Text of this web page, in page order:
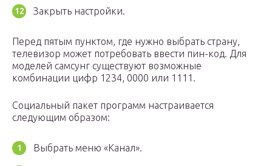
Закрыть настройки.
Перед пятым пунктом, где нужно выбрать страну,
телевизор может потребовать ввести пин-код. Для
моделей самсунг существуют возможные
комбинации цифр 1234, 0000 или 1111.
Социальный пакет программ настраивается
следующим образом:
Выбрать меню «Канал».